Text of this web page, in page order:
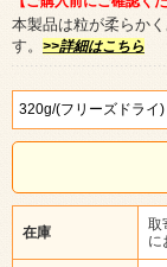
本製品は粒が柔らか
す。 >>詳細はこちら
在庫
取
に